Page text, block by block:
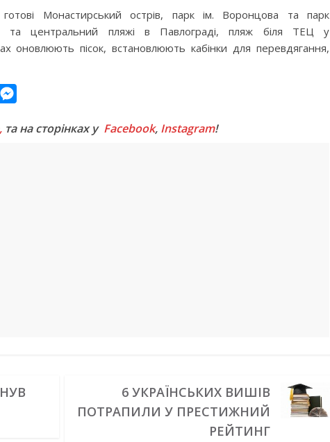
Монастирський острів, парк ім. Воронцова та парк
та центральний пляжі в Павлограді, пляж біля ТЕЦ у
оновлюють пісок, встановлюють кабінки для перевдягання,
s
та на сторінках у Facebook, Instagram!
6 УКРАЇНСЬКИХ ВИШІВ
ПОТРАПИЛИ У ПРЕСТИЖНИЙ
РЕЙТИНГ